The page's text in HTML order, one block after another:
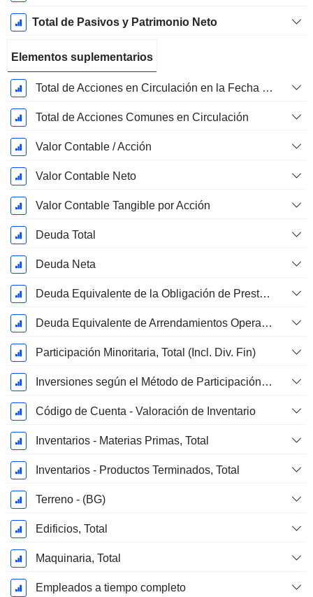
Total de Pasivos y Patrimonio Neto
Elementos suplementarios
Total de Acciones en Circulación en la Fecha de Presentación
Total de Acciones Comunes en Circulación
Valor Contable / Acción
Valor Contable Neto
Valor Contable Tangible por Acción
Deuda Total
Deuda Neta
Deuda Equivalente de la Obligación de Prestación Proyectada No Financiada
Deuda Equivalente de Arrendamientos Operativos
Participación Minoritaria, Total (Incl. Div. Fin)
Inversiones según el Método de Participación, Total
Código de Cuenta - Valoración de Inventario
Inventarios - Materias Primas, Total
Inventarios - Productos Terminados, Total
Terreno - (BG)
Edificios, Total
Maquinaria, Total
Empleados a tiempo completo